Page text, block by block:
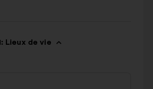
Lieux de vie